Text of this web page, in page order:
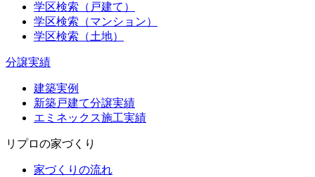
学区検索（戸建て）
学区検索（マンション）
学区検索（土地）
分譲実績
建築実例
新築戸建て分譲実績
エミネックス施工実績
リプロの家づくり
家づくりの流れ